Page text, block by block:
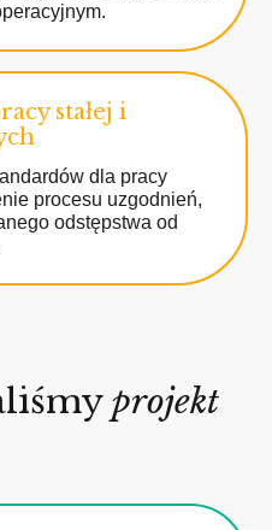
stałej i
dla pracy
procesu uzgodnień,
odstępstwa od
projekt